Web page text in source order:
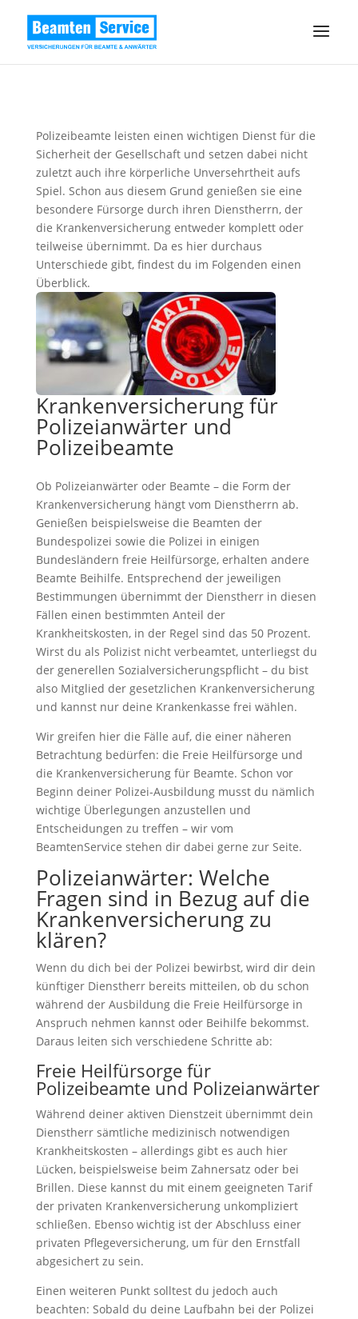
Polizeibeamte leisten einen wichtigen Dienst für die
Sicherheit der Gesellschaft und setzen dabei nicht
zuletzt auch ihre körperliche Unversehrtheit aufs
Spiel. Schon aus diesem Grund genießen sie eine
besondere Fürsorge durch ihren Dienstherrn, der
die Krankenversicherung entweder komplett oder
teilweise übernimmt. Da es hier durchaus
Unterschiede gibt, findest du im Folgenden einen
Überblick.
Krankenversicherung für
Polizeianwärter und
Polizeibeamte
Ob Polizeianwärter oder Beamte – die Form der
Krankenversicherung hängt vom Dienstherrn ab.
Genießen beispielsweise die Beamten der
Bundespolizei sowie die Polizei in einigen
Bundesländern freie Heilfürsorge, erhalten andere
Beamte Beihilfe. Entsprechend der jeweiligen
Bestimmungen übernimmt der Dienstherr in diesen
Fällen einen bestimmten Anteil der
Krankheitskosten, in der Regel sind das 50 Prozent.
Wirst du als Polizist nicht verbeamtet, unterliegst du
der generellen Sozialversicherungspflicht – du bist
also Mitglied der gesetzlichen Krankenversicherung
und kannst nur deine Krankenkasse frei wählen.
Wir greifen hier die Fälle auf, die einer näheren
Betrachtung bedürfen: die Freie Heilfürsorge und
die Krankenversicherung für Beamte. Schon vor
Beginn deiner Polizei-Ausbildung musst du nämlich
wichtige Überlegungen anzustellen und
Entscheidungen zu treffen – wir vom
BeamtenService stehen dir dabei gerne zur Seite.
Polizeianwärter: Welche
Fragen sind in Bezug auf die
Krankenversicherung zu
klären?
Wenn du dich bei der Polizei bewirbst, wird dir dein
künftiger Dienstherr bereits mitteilen, ob du schon
während der Ausbildung die Freie Heilfürsorge in
Anspruch nehmen kannst oder Beihilfe bekommst.
Daraus leiten sich verschiedene Schritte ab:
Freie Heilfürsorge für
Polizeibeamte und Polizeianwärter
Während deiner aktiven Dienstzeit übernimmt dein
Dienstherr sämtliche medizinisch notwendigen
Krankheitskosten – allerdings gibt es auch hier
Lücken, beispielsweise beim Zahnersatz oder bei
Brillen. Diese kannst du mit einem geeigneten Tarif
der privaten Krankenversicherung unkompliziert
schließen. Ebenso wichtig ist der Abschluss einer
privaten Pflegeversicherung, um für den Ernstfall
abgesichert zu sein.
Einen weiteren Punkt solltest du jedoch auch
beachten: Sobald du deine Laufbahn bei der Polizei